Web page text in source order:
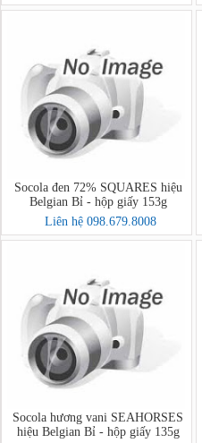
Socola đen 72% SQUARES hiệu
Belgian Bỉ - hộp giấy 153g
Liên hệ 098.679.8008
Socola hương vani SEAHORSES
hiệu Belgian Bỉ - hộp giấy 135g